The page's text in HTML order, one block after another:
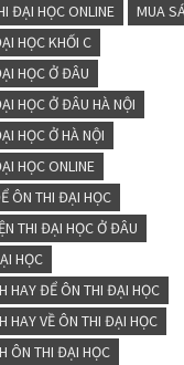
ĐẠI HỌC ONLINE
MUA
HỌC KHỐI C
HỌC Ở ĐÂU
HỌC Ở ĐÂU HÀ NỘI
HỌC Ở HÀ NỘI
HỌC ONLINE
ÔN THI ĐẠI HỌC
THI ĐẠI HỌC Ở ĐÂU
HỌC
HAY ĐỂ ÔN THI ĐẠI HỌC
HAY VỀ ÔN THI ĐẠI HỌC
ÔN THI ĐẠI HỌC